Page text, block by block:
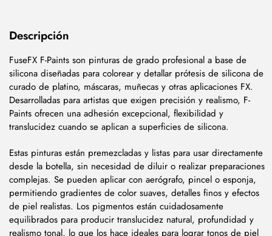
Descripción
FuseFX F-Paints son pinturas de grado profesional a base de
silicona diseñadas para colorear y detallar prótesis de silicona de
curado de platino, máscaras, muñecas y otras aplicaciones FX.
Desarrolladas para artistas que exigen precisión y realismo, F-
Paints ofrecen una adhesión excepcional, flexibilidad y
translucidez cuando se aplican a superficies de silicona.
Estas pinturas están premezcladas y listas para usar directamente
desde la botella, sin necesidad de diluir o realizar preparaciones
complejas. Se pueden aplicar con aerógrafo, pincel o esponja,
permitiendo gradientes de color suaves, detalles finos y efectos
de piel realistas. Los pigmentos están cuidadosamente
equilibrados para producir translucidez natural, profundidad y
realismo tonal, lo que los hace ideales para lograr tonos de piel